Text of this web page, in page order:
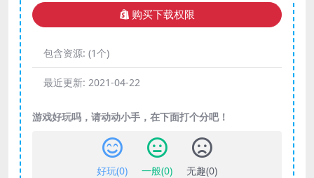
购买下载权限
包含资源: (1个)
最近更新: 2021-04-22
游戏好玩吗，请动动小手，在下面打个分吧！
好玩(0) 一般(0) 无趣(0)